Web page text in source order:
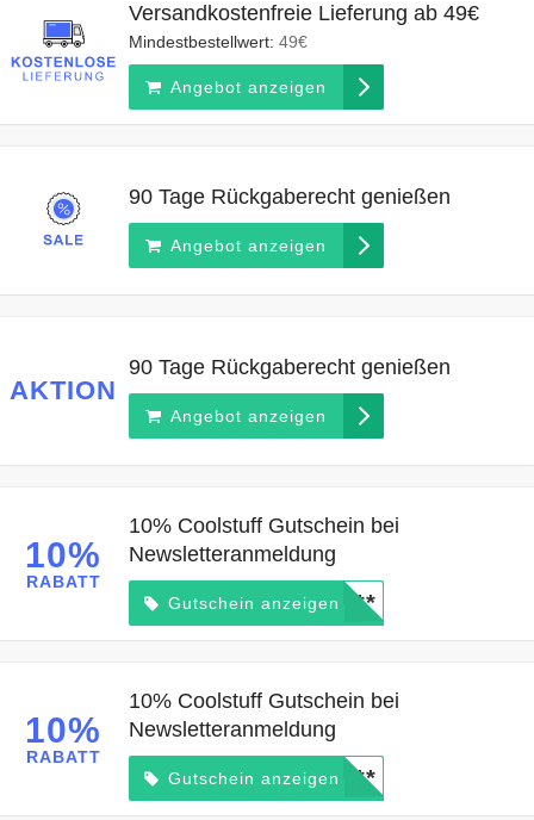
Versandkostenfreie Lieferung ab 49€
Mindestbestellwert: 49€
Angebot anzeigen
90 Tage Rückgaberecht genießen
Angebot anzeigen
AKTION
90 Tage Rückgaberecht genießen
Angebot anzeigen
10%
RABATT
10% Coolstuff Gutschein bei
Newsletteranmeldung
Gutschein anzeigen*****
10%
RABATT
10% Coolstuff Gutschein bei
Newsletteranmeldung
Gutschein anzeigen*****